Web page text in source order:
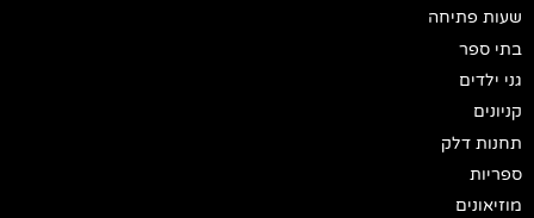
שעות פתיחה
בתי ספר
גני ילדים
קניונים
תחנות דלק
ספריות
מוזיאונים